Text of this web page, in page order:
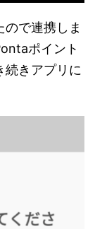
ので連携しま
ポイント
続きアプリに